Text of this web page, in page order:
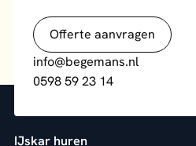
Offerte aanvragen
info@begemans.nl
0598 59 23 14
IJskar huren